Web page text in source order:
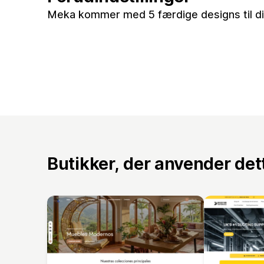
Meka kommer med 5 færdige designs til
Butikker, der anvender